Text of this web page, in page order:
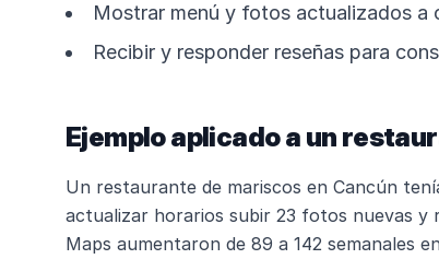
Mostrar menú y fotos actualizados a
Recibir y responder reseñas para
Ejemplo aplicado a un
Un restaurante de mariscos en Cancún
actualizar horarios subir 23 fotos nuevas y
Maps aumentaron de 89 a 142 semanales